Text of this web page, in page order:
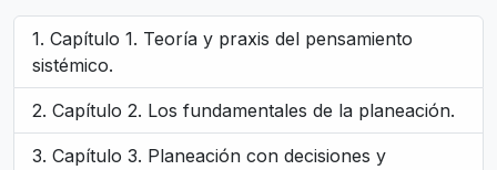
Capítulo 1. Teoría y praxis del pensamiento
sistémico.
Capítulo 2. Los fundamentales de la planeación.
Capítulo 3. Planeación con decisiones y